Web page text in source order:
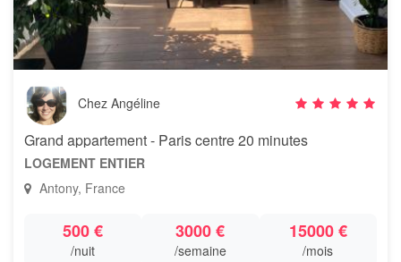
Chez Angéline
Grand appartement - Paris centre 20 minutes
LOGEMENT ENTIER
Antony, France
500 €
/nuit
3000 €
/semaine
15000 €
/mois